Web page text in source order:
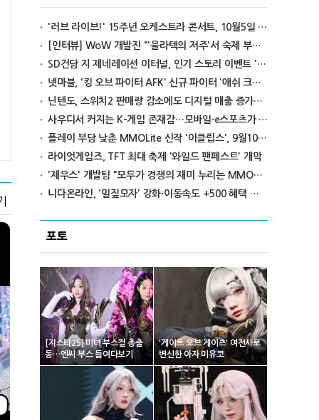
'러브 라이브!' 15주년 오케스트라 콘서트, 10월5일 한국서 첫 해외 공연
[인터뷰] WoW 개발진 "'울라텍의 저주'서 숙제 부담 줄이고 보상 높여"
SD건담 지 제네레이션 이터널, 인기 스토리 이벤트 '라크로아의 용사' 재개최
넷마블, '킹 오브 파이터 AFK' 신규 파이터 '애쉬 크림존' 업데이트
닌텐도, 스위치2 판매량 감소에도 디지털 매출 증가로 영익 급증
사우디서 커지는 K-게임 존재감…모바일·e스포츠가 이끌었다
플레이 부담 낮춘 MMOLite 신작 '이클립스', 9월10일 출격
라이엇게임즈, TFT 최대 축제 '와일드 팬페스트' 개막
'제우스' 개발팀 "모두가 경쟁의 재미 누리는 MMORPG로 만들 것"
니다온라인, '밀짚모자' 강화·이동속도 +500 혜택 이벤트 진행
포토
[지스타25] 미녀 부스걸 총출
동…엔씨 부스 들여다보기
'게이트 오브 게이츠' 여전사로
변신한 아자 미유코